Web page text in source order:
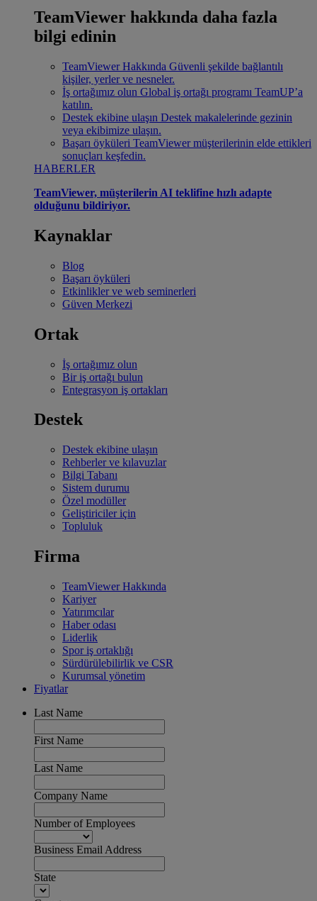
TeamViewer hakkında daha fazla
bilgi edinin
TeamViewer Hakkında Güvenli şekilde bağlantılı
kişiler, yerler ve nesneler.
İş ortağımız olun Global iş ortağı programı TeamUP’a
katılın.
Destek ekibine ulaşın Destek makalelerinde gezinin
veya ekibimize ulaşın.
Başarı öyküleri TeamViewer müşterilerinin elde ettikleri
sonuçları keşfedin.
HABERLER
TeamViewer, müşterilerin AI teklifine hızlı adapte
olduğunu bildiriyor.
Kaynaklar
Blog
Başarı öyküleri
Etkinlikler ve web seminerleri
Güven Merkezi
Ortak
İş ortağımız olun
Bir iş ortağı bulun
Entegrasyon iş ortakları
Destek
Destek ekibine ulaşın
Rehberler ve kılavuzlar
Bilgi Tabanı
Sistem durumu
Özel modüller
Geliştiriciler için
Topluluk
Firma
TeamViewer Hakkında
Kariyer
Yatırımcılar
Haber odası
Liderlik
Spor iş ortaklığı
Sürdürülebilirlik ve CSR
Kurumsal yönetim
Fiyatlar
Last Name
First Name
Last Name
Company Name
Number of Employees
Business Email Address
State